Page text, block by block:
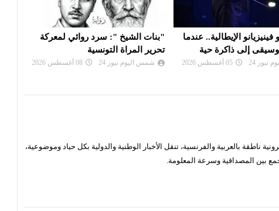
": سرد روائي لمعركة
التونسية
24 08 أغسطس 2026
جاكراندا': قصة مواجهة مفتوحة بين
الانسان واسئلته
شمس اليوم نيوز 24 06 أغسطس 2026
ناطقة بالعربية والفرنسية، تنقل الأخبار الوطنية والدولية بكل حياد وموضوعية،
بين المصداقية وسرعة المعلومة.